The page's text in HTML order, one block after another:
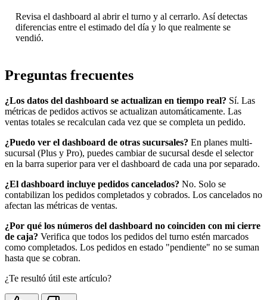
Revisa el dashboard al abrir el turno y al cerrarlo. Así detectas
diferencias entre el estimado del día y lo que realmente se
vendió.
Preguntas frecuentes
¿Los datos del dashboard se actualizan en tiempo real? Sí. Las
métricas de pedidos activos se actualizan automáticamente. Las
ventas totales se recalculan cada vez que se completa un pedido.
¿Puedo ver el dashboard de otras sucursales? En planes multi-
sucursal (Plus y Pro), puedes cambiar de sucursal desde el selector
en la barra superior para ver el dashboard de cada una por separado.
¿El dashboard incluye pedidos cancelados? No. Solo se
contabilizan los pedidos completados y cobrados. Los cancelados no
afectan las métricas de ventas.
¿Por qué los números del dashboard no coinciden con mi cierre
de caja? Verifica que todos los pedidos del turno estén marcados
como completados. Los pedidos en estado "pendiente" no se suman
hasta que se cobran.
¿Te resultó útil este artículo?